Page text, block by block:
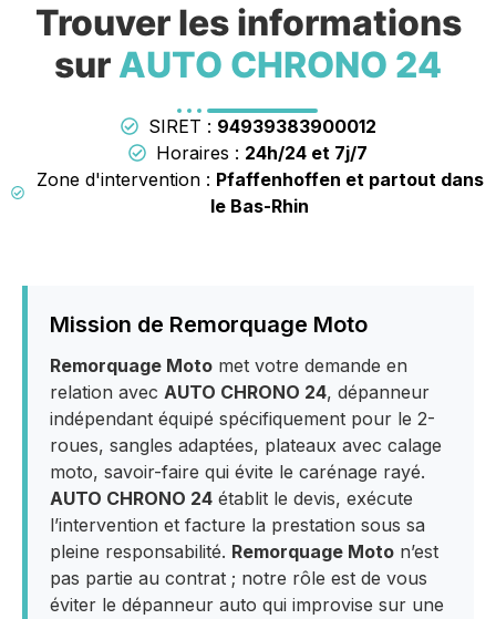
Trouver les informations
sur AUTO CHRONO 24
SIRET : 94939383900012
Horaires : 24h/24 et 7j/7
Zone d'intervention : Pfaffenhoffen et partout dans
le Bas-Rhin
Mission de Remorquage Moto
Remorquage Moto met votre demande en
relation avec AUTO CHRONO 24, dépanneur
indépendant équipé spécifiquement pour le 2-
roues, sangles adaptées, plateaux avec calage
moto, savoir-faire qui évite le carénage rayé.
AUTO CHRONO 24 établit le devis, exécute
l’intervention et facture la prestation sous sa
pleine responsabilité. Remorquage Moto n’est
pas partie au contrat ; notre rôle est de vous
éviter le dépanneur auto qui improvise sur une